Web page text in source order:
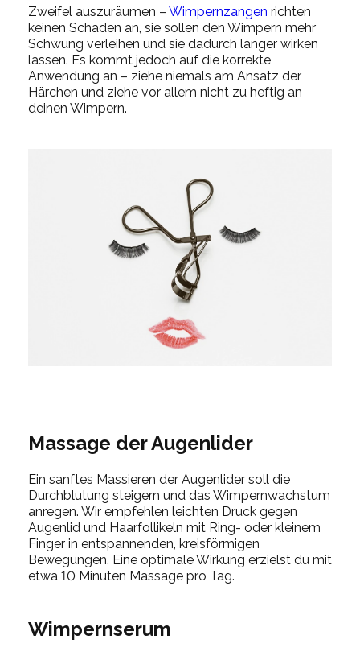
Zweifel auszuräumen – Wimpernzangen richten
keinen Schaden an, sie sollen den Wimpern mehr
Schwung verleihen und sie dadurch länger wirken
lassen. Es kommt jedoch auf die korrekte
Anwendung an – ziehe niemals am Ansatz der
Härchen und ziehe vor allem nicht zu heftig an
deinen Wimpern.
Massage der Augenlider
Ein sanftes Massieren der Augenlider soll die
Durchblutung steigern und das Wimpernwachstum
anregen. Wir empfehlen leichten Druck gegen
Augenlid und Haarfollikeln mit Ring- oder kleinem
Finger in entspannenden, kreisförmigen
Bewegungen. Eine optimale Wirkung erzielst du mit
etwa 10 Minuten Massage pro Tag.
Wimpernserum